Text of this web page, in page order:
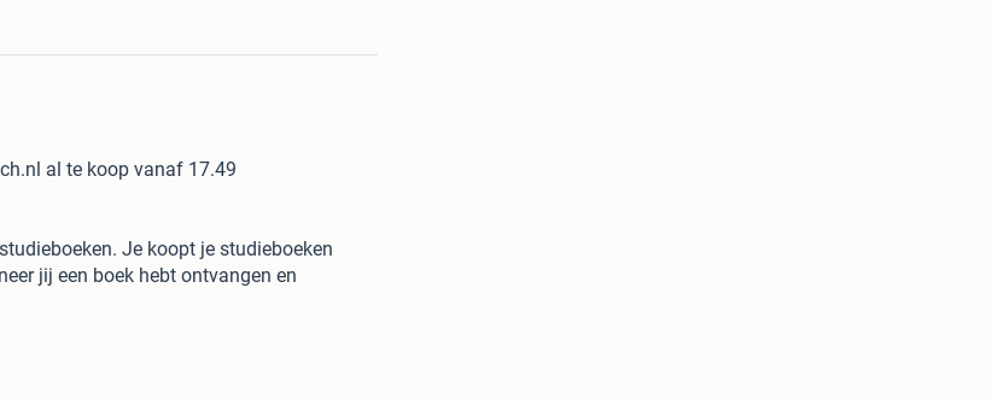
al te koop vanaf 17.49
Je koopt je studieboeken
jij een boek hebt ontvangen en